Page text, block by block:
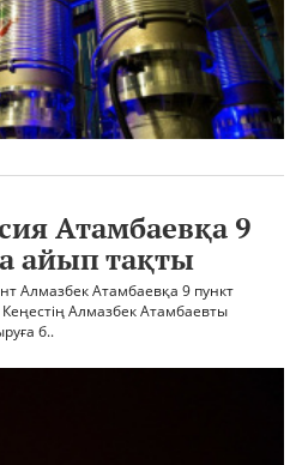
Атамбаевқа 9
айып тақты
Алмазбек Атамбаевқа 9 пункт
Алмазбек Атамбаевты
б..